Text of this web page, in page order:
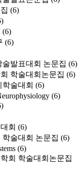
(6)
(6)
(6)
발표대회 논문집 (6)
학술대회논문집 (6)
술대회 (6)
(6)
회 (6)
술대회 논문집 (6)
(6)
회 학술대회논문집